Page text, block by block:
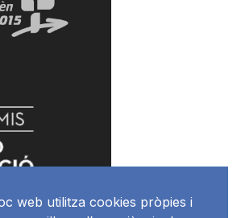
web utilitza cookies pròpies i